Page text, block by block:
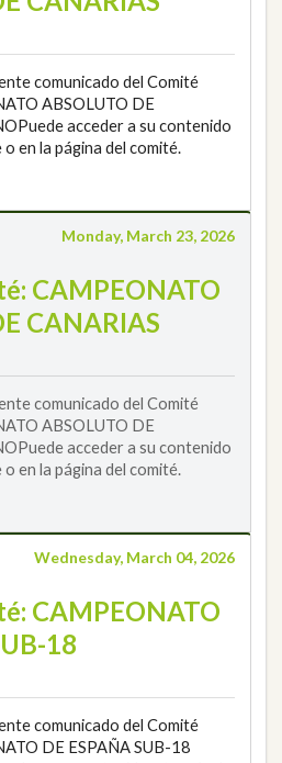
comunicado del Comité
ABSOLUTO DE
acceder a su contenido
en la página del comité.
Monday, March 23, 2026
CAMPEONATO
CANARIAS
comunicado del Comité
ABSOLUTO DE
acceder a su contenido
en la página del comité.
Wednesday, March 04, 2026
CAMPEONATO
18
comunicado del Comité
DE ESPAÑA SUB-18